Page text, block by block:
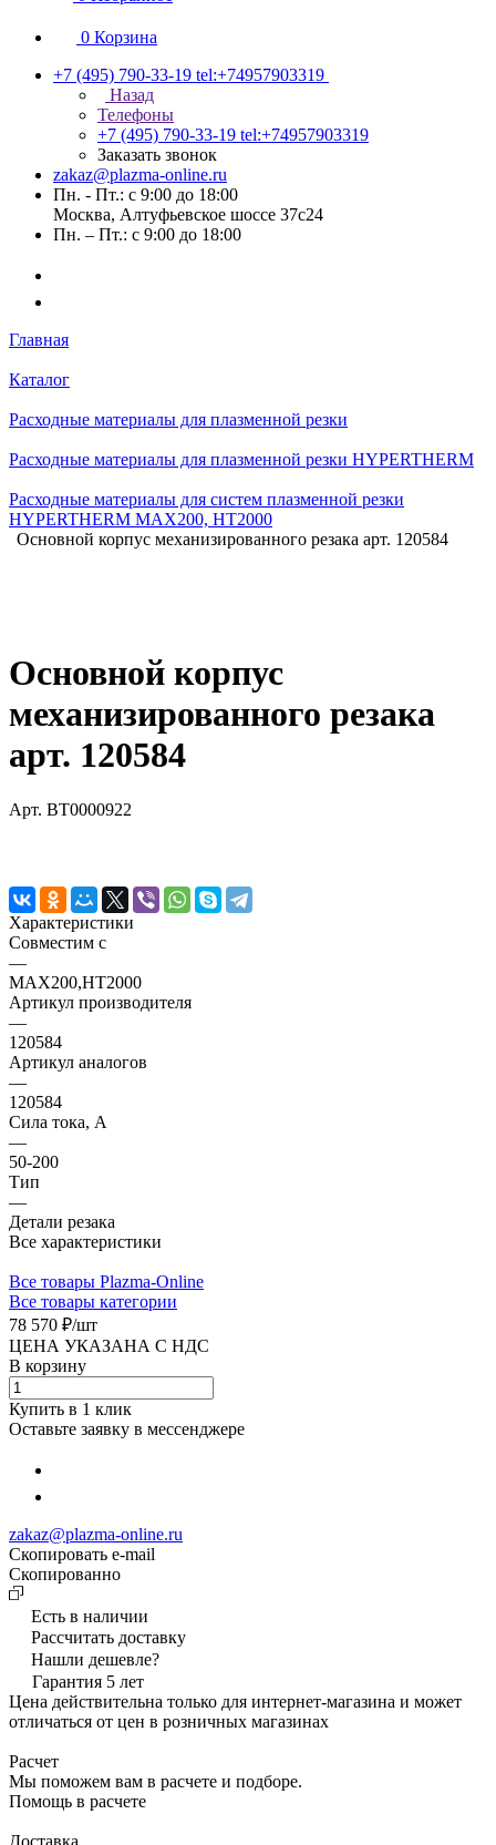
0 Корзина
+7 (495) 790-33-19 tel:+74957903319
Назад
Телефоны
+7 (495) 790-33-19 tel:+74957903319
Заказать звонок
zakaz@plazma-online.ru
Пн. - Пт.: с 9:00 до 18:00
Москва, Алтуфьевское шоссе 37с24
Пн. – Пт.: с 9:00 до 18:00
Главная
Каталог
Расходные материалы для плазменной резки
Расходные материалы для плазменной резки HYPERTHERM
Расходные материалы для систем плазменной резки
HYPERTHERM MAX200, HT2000
Основной корпус механизированного резака арт. 120584
Основной корпус
механизированного резака
арт. 120584
Арт. BT0000922
Характеристики
Совместим с
—
MAX200,HT2000
Артикул производителя
—
120584
Артикул аналогов
—
120584
Сила тока, А
—
50-200
Тип
—
Детали резака
Все характеристики
Все товары Plazma-Online
Все товары категории
78 570 ₽/шт
ЦЕНА УКАЗАНА С НДС
В корзину
Купить в 1 клик
Оставьте заявку в мессенджере
zakaz@plazma-online.ru
Скопировать e-mail
Cкопированно
Есть в наличии
Рассчитать доставку
Нашли дешевле?
Гарантия 5 лет
Цена действительна только для интернет-магазина и может
отличаться от цен в розничных магазинах
Расчет
Мы поможем вам в расчете и подборе.
Помощь в расчете
Доставка